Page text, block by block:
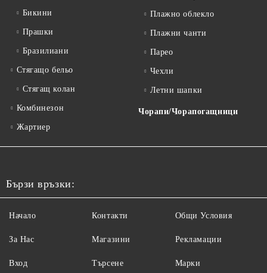
Бикини
Прашки
Бразилиани
Стягащо бельо
Стягащ колан
Комбинезон
Жартиер
Плажно облекло
Плажни чанти
Парео
Чехли
Летни шапки
Чорапи/Чорапогащници
Бързи връзки:
Начало
За Нас
Вход
Контакти
Магазини
Търсене
Общи Условия
Рекламации
Марки